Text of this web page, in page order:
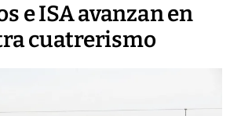
e ISA avanzan en
cuatrerismo